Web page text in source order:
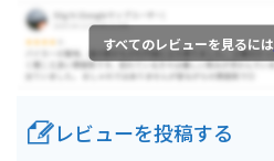
すべてのレビューを見るには
レビューを投稿する